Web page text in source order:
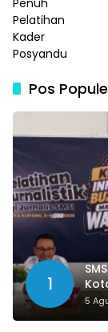
Pos
1
5